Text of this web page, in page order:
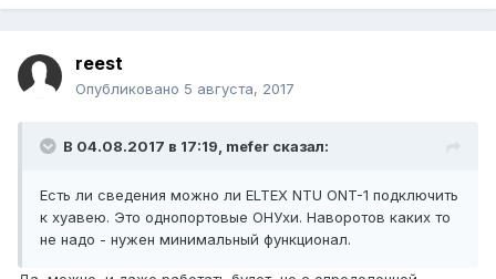
reest
Опубликовано 5 августа, 2017
В 04.08.2017 в 17:19, mefer сказал:
Есть ли сведения можно ли ELTEX NTU ONT-1 подключить
к хуавею. Это однопортовые ОНУхи. Наворотов каких то
не надо - нужен минимальный функционал.